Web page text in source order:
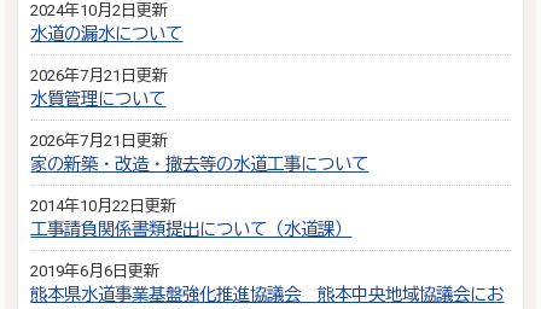
2024年10月2日更新
水道の漏水について
2026年7月21日更新
水質管理について
2026年7月21日更新
家の新築・改造・撤去等の水道工事について
2014年10月22日更新
工事請負関係書類提出について（水道課）
2019年6月6日更新
熊本県水道事業基盤強化推進協議会 熊本中央地域協議会にお